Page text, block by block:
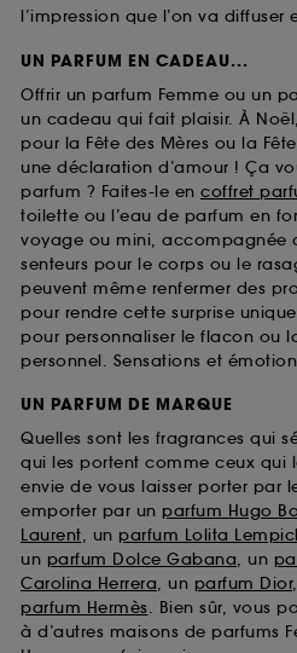
l’impression que l’on va diffuser
UN PARFUM EN CADEAU...
Offrir un parfum Femme ou un
un cadeau qui fait plaisir. À
pour la Fête des Mères ou la
une déclaration d’amour ! Ça
parfum ? Faites-le en coffret
toilette ou l’eau de parfum en
voyage ou mini, accompagnée
senteurs pour le corps ou le
peuvent même renfermer des
pour rendre cette surprise
pour personnaliser le flacon ou
personnel. Sensations et
UN PARFUM DE MARQUE
Quelles sont les fragrances qui
qui les portent comme ceux qui
envie de vous laisser porter par
emporter par un parfum Hugo
Laurent, un parfum Lolita
un parfum Dolce Gabana, un
Carolina Herrera, un parfum Dior
parfum Hermès. Bien sûr, vous
à d’autres maisons de parfums